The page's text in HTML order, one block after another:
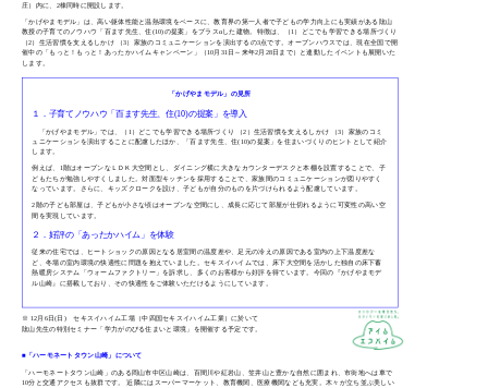
庄）内に、2棟同時に開設します。
「かげやまモデル」は、高い躯体性能と温熱環境をベースに、教育界の第一人者で子どもの学力向上にも実績がある隂山
教授の子育てのノウハウ「百ます先生、住(10)の提案」をプラスαした建物。特徴は、（1）どこでも学習できる場所づくり
（2）生活習慣を支えるしかけ （3）家族のコミュニケーションを演出するの3点です。オープンハウスでは、現在全国で開
催中の「もっと！もっと！あったかハイムキャンペーン」（10月31日～来年2月28日まで）と連動したイベントも展開いた
します。
「かげやまモデル」の見所
１．子育てノウハウ「百ます先生、住(10)の提案」を導入
「かげやまモデル」では、（1）どこでも学習できる場所づくり （2）生活習慣を支えるしかけ （3）家族のコミ
ュニケーションを演出することに配慮したほか、「百ます先生、住(10)の提案」を住まいづくりのヒントとして紹介
します。
例えば、1階はオープンなＬＤＫ大空間とし、ダイニング横に大きなカウンターデスクと本棚を設置することで、子
どもたちが勉強しやすくしました。対面型キッチンを採用することで、家族間のコミュニケーションが図りやすく
なっています。さらに、キッズクロークを設け、子どもが自分のものを片づけられるよう配慮しています。
2階の子ども部屋は、子どもが小さな頃はオープンな空間にし、成長に応じて部屋が仕切れるように可変性の高い空
間を実現しています。
２．好評の「あったかハイム」を体験
従来の住宅では、ヒートショックの原因となる居室間の温度差や、足元の冷えの原因である室内の上下温度差な
ど、冬場の室内環境の快適性に問題を抱えていました。セキスイハイムでは、床下大空間を活かした独自の床下蓄
熱暖房システム「ウォームファクトリー」を訴求し、多くのお客様から好評を得ています。今回の『かげやまモデ
ル山崎』に搭載しており、その快適性をご体験いただけるようにしています。
※ 12月6日(日) セキスイハイム工場（中四国セキスイハイム工業）に於いて
隂山先生の特別セミナー「学力がのびる住まいと環境」を開催する予定です。
■「ハーモネートタウン山崎」について
「ハーモネートタウン山崎」のある岡山市中区山崎は、百間川や紅岩山、笠井山と豊かな自然に囲まれ、市街地へは車で
10分と交通アクセスも抜群です。 近隣にはスーパーマーケット、教育機関、医療機関なども充実。木々が立ち並ぶ美しい